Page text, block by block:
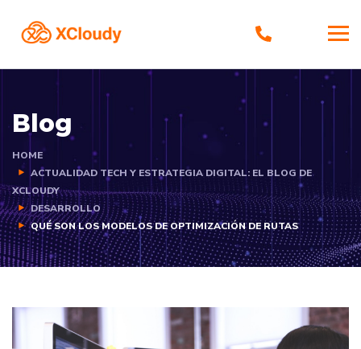
Blog
HOME
ACTUALIDAD TECH Y ESTRATEGIA DIGITAL: EL BLOG DE
XCLOUDY
DESARROLLO
QUÉ SON LOS MODELOS DE OPTIMIZACIÓN DE RUTAS